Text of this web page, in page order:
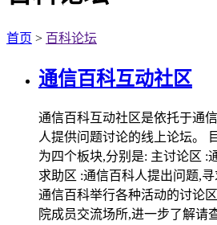
首页 > 百科论坛
通信百科互动社区
通信百科互动社区是依托于通
人提供问题讨论的线上论坛。
为四个板块,分别是: 主讨论区 :
求助区 :通信百科人提出问题,
通信百科举行各种活动的讨论
院成员交流场所,进一步了解请